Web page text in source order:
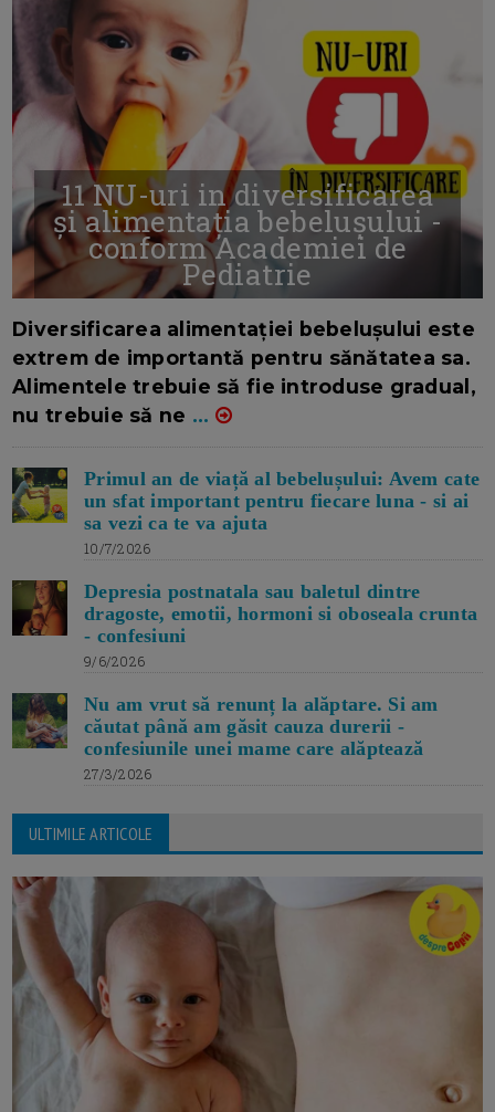
11 NU-uri in diversificarea
și alimentația bebelușului -
conform Academiei de
Pediatrie
Diversificarea alimentației bebelușului este
extrem de importantă pentru sănătatea sa.
Alimentele trebuie să fie introduse gradual,
nu trebuie să ne ...
Primul an de viață al bebelușului: Avem cate
un sfat important pentru fiecare luna - si ai
sa vezi ca te va ajuta
10/7/2026
Depresia postnatala sau baletul dintre
dragoste, emotii, hormoni si oboseala crunta
- confesiuni
9/6/2026
Nu am vrut să renunț la alăptare. Si am
căutat până am găsit cauza durerii -
confesiunile unei mame care alăptează
27/3/2026
ULTIMILE ARTICOLE